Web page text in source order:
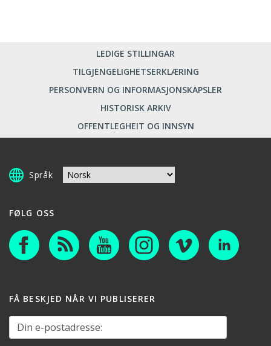
LEDIGE STILLINGAR
TILGJENGELIGHETSERKLÆRING
PERSONVERN OG INFORMASJONSKAPSLER
HISTORISK ARKIV
OFFENTLEGHEIT OG INNSYN
Språk
FØLG OSS
FÅ BESKJED NÅR VI PUBLISERER
Din e-postadresse: